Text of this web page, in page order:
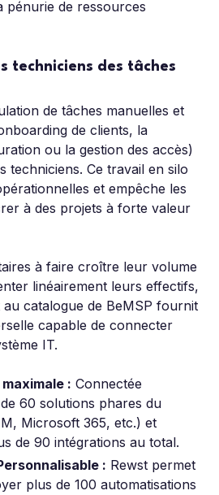
pénurie de ressources
techniciens des tâches
de tâches manuelles et
de clients, la
ou la gestion des accès)
techniciens. Ce travail en silo
et empêche les
à des projets à forte valeur
à faire croître leur volume
linéairement leurs effectifs,
au catalogue de BeMSP fournit
capable de connecter
IT.
: Connectée
60 solutions phares du
Microsoft 365, etc.) et
de 90 intégrations au total.
: Rewst permet
plus de 100 automatisations